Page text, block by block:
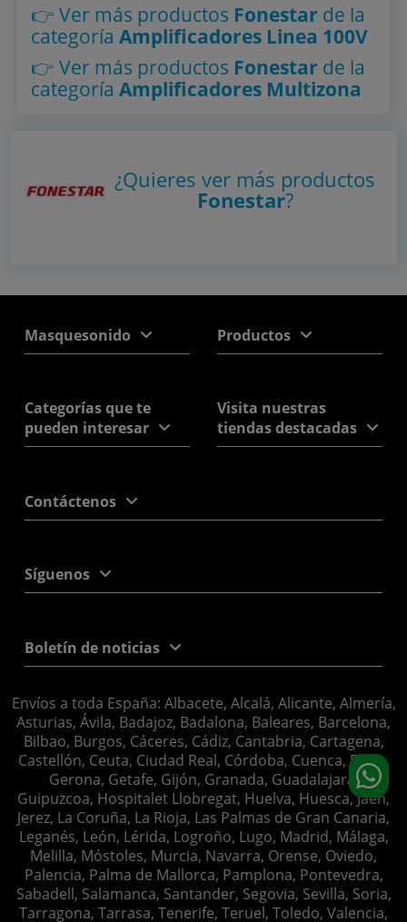
👉 Ver más productos Fonestar de la
categoría Amplificadores Linea 100V
👉 Ver más productos Fonestar de la
categoría Amplificadores Multizona
¿Quieres ver más productos
Fonestar?
Masquesonido Productos
Categorías que te
pueden interesar
Visita nuestras
tiendas destacadas
Contáctenos
Síguenos
Boletín de noticias
Envíos a toda España: Albacete, Alcalá, Alicante, Almería,
Asturias, Ávila, Badajoz, Badalona, Baleares, Barcelona,
Bilbao, Burgos, Cáceres, Cádiz, Cantabria, Cartagena,
Castellón, Ceuta, Ciudad Real, Córdoba, Cuenca, Elche,
Gerona, Getafe, Gijón, Granada, Guadalajara,
Guipuzcoa, Hospitalet Llobregat, Huelva, Huesca, Jaén,
Jerez, La Coruña, La Rioja, Las Palmas de Gran Canaria,
Leganés, León, Lérida, Logroño, Lugo, Madrid, Málaga,
Melilla, Móstoles, Murcia, Navarra, Orense, Oviedo,
Palencia, Palma de Mallorca, Pamplona, Pontevedra,
Sabadell, Salamanca, Santander, Segovia, Sevilla, Soria,
Tarragona, Tarrasa, Tenerife, Teruel, Toledo, Valencia,